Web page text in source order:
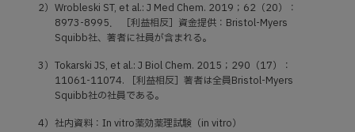
2） Wrobleski ST, et al.: J Med Chem. 2019；62（20）：
8973-8995． ［利益相反］資金提供：Bristol-Myers
Squibb社、著者に社員が含まれる。
3） Tokarski JS, et al.: J Biol Chem. 2015；290（17）：
11061-11074. ［利益相反］著者は全員Bristol-Myers
Squibb社の社員である。
4） 社内資料：In vitro薬効薬理試験（in vitro）